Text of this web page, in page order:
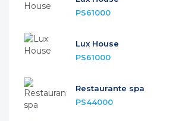
PS61000
Lux House
PS61000
Restaurante spa
PS44000